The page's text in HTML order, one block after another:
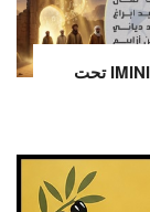
أكادير تجمع مغاربة العالم في مهرجان IMINIG تحت